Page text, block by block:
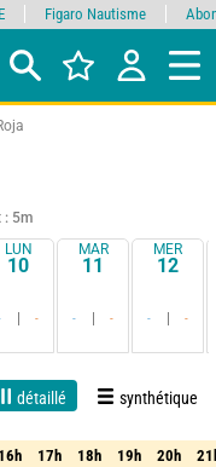
: 5m
LUN
10
-
MAR
11
- -
MER
12
- -
détaillé synthétique
Fiabilité 90%
16h 17h 18h 19h 20h
16h 17h 18h 19h 20h
Figaro Nautisme